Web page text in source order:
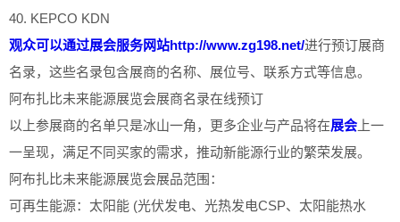
40. KEPCO KDN
观众可以通过展会服务网站http://www.zg198.net/进行预订展商
名录，这些名录包含展商的名称、展位号、联系方式等信息。
阿布扎比未来能源展览会展商名录在线预订
以上参展商的名单只是冰山一角，更多企业与产品将在展会 上一
一呈现，满足不同买家的需求，推动新能源行业的繁荣发展。
阿布扎比未来能源展览会展品范围：
可再生能源：太阳能 (光伏发电、光热发电CSP、太阳能热水